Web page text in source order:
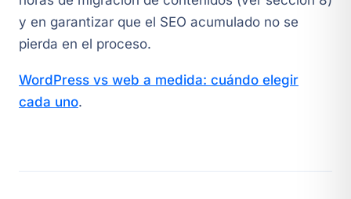
y en garantizar que el SEO acumulado no se
pierda en el proceso.
WordPress vs web a medida: cuándo elegir
cada uno.